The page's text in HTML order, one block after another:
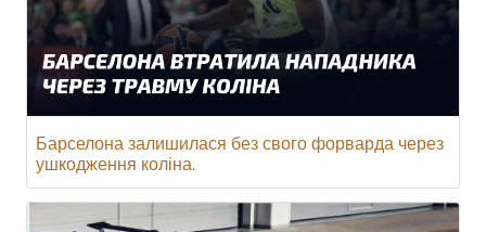
Барселона залишилася без свого форварда через
ушкодження коліна.